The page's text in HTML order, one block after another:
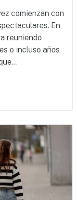
comienzan con
En
reuniendo
o incluso años